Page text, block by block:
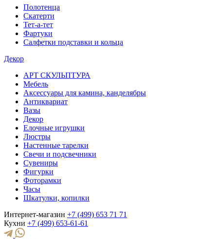
Полотенца
Скатерти
Тет-а-тет
Фартуки
Салфетки подставки и кольца
Декор
АРТ СКУЛЬПТУРА
Мебель
Аксессуары для камина, канделябры
Антиквариат
Вазы
Декор
Елочные игрушки
Люстры
Настенные тарелки
Свечи и подсвечники
Сувениры
Фигурки
Фоторамки
Часы
Шкатулки, копилки
Интернет-магазин +7 (499) 653 71 71
Кухни +7 (499) 653-61-61